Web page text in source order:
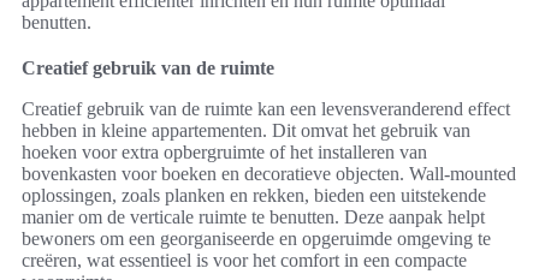
benutten.
Creatief gebruik van de ruimte
Creatief gebruik van de ruimte kan een levensveranderend effect
hebben in kleine appartementen. Dit omvat het gebruik van
hoeken voor extra opbergruimte of het installeren van
bovenkasten voor boeken en decoratieve objecten. Wall-mounted
oplossingen, zoals planken en rekken, bieden een uitstekende
manier om de verticale ruimte te benutten. Deze aanpak helpt
bewoners om een georganiseerde en opgeruimde omgeving te
creëren, wat essentieel is voor het comfort in een compacte